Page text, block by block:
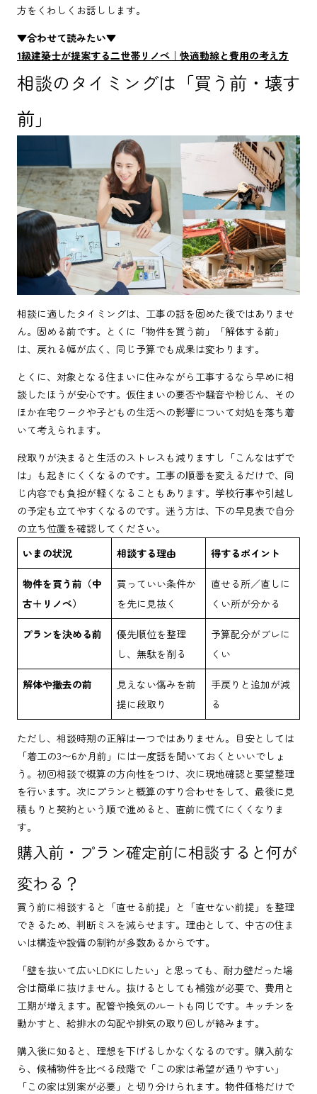
方をくわしくお話しします。
▼合わせて読みたい▼
1級建築士が提案する二世帯リノベ｜快適動線と費用の考え方
相談のタイミングは「買う前・壊す
前」
相談に適したタイミングは、工事の話を固めた後ではありませ
ん。固める前です。とくに「物件を買う前」「解体する前」
は、戻れる幅が広く、同じ予算でも成果は変わります。
とくに、対象となる住まいに住みながら工事するなら早めに相
談したほうが安心です。仮住まいの要否や騒音や粉じん、その
ほか在宅ワークや子どもの生活への影響について対処を落ち着
いて考えられます。
段取りが決まると生活のストレスも減りますし「こんなはずで
は」も起きにくくなるのです。工事の順番を変えるだけで、同
じ内容でも負担が軽くなることもあります。学校行事や引越し
の予定も立てやすくなるのです。迷う方は、下の早見表で自分
の立ち位置を確認してください。
いまの状況
相談する理由 得するポイント
物件を買う前（中
古＋リノベ）
買っていい条件か
を先に見抜く
直せる所／直しに
くい所が分かる
プランを決める前
優先順位を整理
し、無駄を削る
予算配分がブレに
くい
解体や撤去の前
見えない傷みを前
提に段取り
手戻りと追加が減
る
ただし、相談時期の正解は一つではありません。目安としては
「着工の3〜6か月前」には一度話を聞いておくといいでしょ
う。初回相談で概算の方向性をつけ、次に現地確認と要望整理
を行います。次にプランと概算のすり合わせをして、最後に見
積もりと契約という順で進めると、直前に慌てにくくなりま
す。
購入前・プラン確定前に相談すると何が
変わる？
買う前に相談すると「直せる前提」と「直せない前提」を整理
できるため、判断ミスを減らせます。理由として、中古の住ま
いは構造や設備の制約が多数あるからです。
「壁を抜いて広いLDKにしたい」と思っても、耐力壁だった場
合は簡単に抜けません。抜けるとしても補強が必要で、費用と
工期が増えます。配管や換気のルートも同じです。キッチンを
動かすと、給排水の勾配や排気の取り回しが絡みます。
購入後に知ると、理想を下げるしかなくなるのです。購入前な
ら、候補物件を比べる段階で「この家は希望が通りやすい」
「この家は別案が必要」と切り分けられます。物件価格だけで